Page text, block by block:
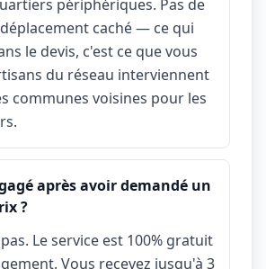
périphériques. Pas de
caché — ce qui
le devis, c'est ce que vous
du réseau interviennent
communes voisines pour les
après avoir demandé un
?
Le service est 100% gratuit
Vous recevez jusqu'à 3